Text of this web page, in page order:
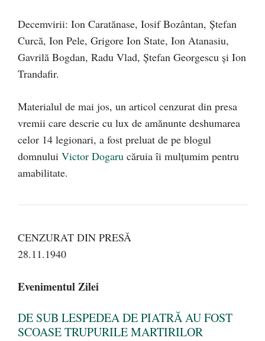
Decemvirii: Ion Caratănase, Iosif Bozântan, Ștefan
Curcă, Ion Pele, Grigore Ion State, Ion Atanasiu,
Gavrilă Bogdan, Radu Vlad, Ștefan Georgescu și Ion
Trandafir.
Materialul de mai jos, un articol cenzurat din presa
vremii care descrie cu lux de amănunte deshumarea
celor 14 legionari, a fost preluat de pe blogul
domnului Victor Dogaru căruia îi mulțumim pentru
amabilitate.
CENZURAT DIN PRESĂ
28.11.1940
Evenimentul Zilei
DE SUB LESPEDEA DE PIATRĂ AU FOST
SCOASE TRUPURILE MARTIRILOR